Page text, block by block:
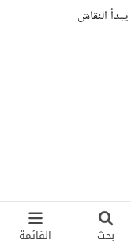
بحث القائمة
النقاش